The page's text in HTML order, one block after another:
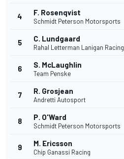
4 F. Rosenqvist
Schmidt Peterson Motorsports
5 C. Lundgaard
Rahal Letterman Lanigan Racing
6 S. McLaughlin
Team Penske
7 R. Grosjean
Andretti Autosport
8 P. O'Ward
Schmidt Peterson Motorsports
9 M. Ericsson
Chip Ganassi Racing